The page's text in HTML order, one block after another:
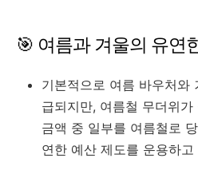
🎯 여름과 겨울의 유연
기본적으로 여름 바우처와
급되지만, 여름철 무더위
금액 중 일부를 여름철로
연한 예산 제도를 운용하고